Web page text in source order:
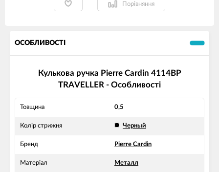
Порівняння
ОСОБЛИВОСТІ
Кулькова ручка Pierre Cardin 4114BP
TRAVELLER - Особливості
Товщина 0,5
Колір стрижня Черный
Бренд Pierre Cardin
Матеріал Металл